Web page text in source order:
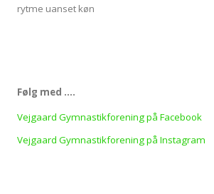
rytme uanset køn
Følg med ….
Vejgaard Gymnastikforening på Facebook
Vejgaard Gymnastikforening på Instagram